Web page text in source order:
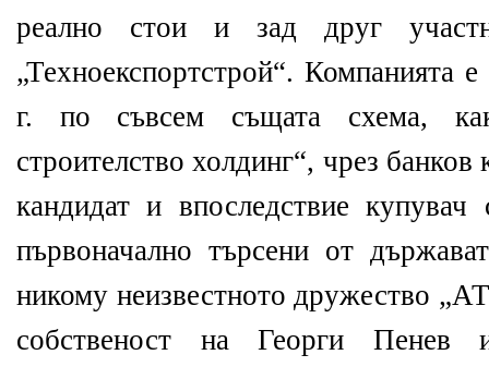
реално стои и зад друг
„Техноекспортстрой“. Компанията
г. по съвсем същата схема,
строителство холдинг“, чрез банков
кандидат и впоследствие
първоначално търсени от
никому неизвестното дружество
собственост на Георги